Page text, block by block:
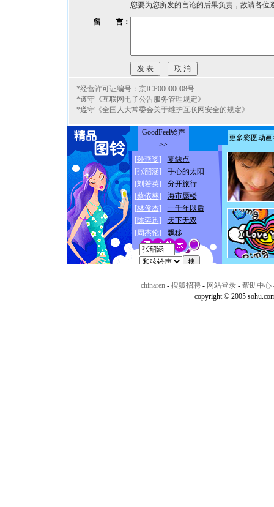
您要为您所发的言论的后果负责，故请各位
留 言：
*经营许可证编号：京ICP00000008号
*遵守《互联网电子公告服务管理规定》
*遵守《全国人大常委会关于维护互联网安全的规定》
chinaren - 搜狐招聘 - 网站登录 - 帮助中心
copyright © 2005